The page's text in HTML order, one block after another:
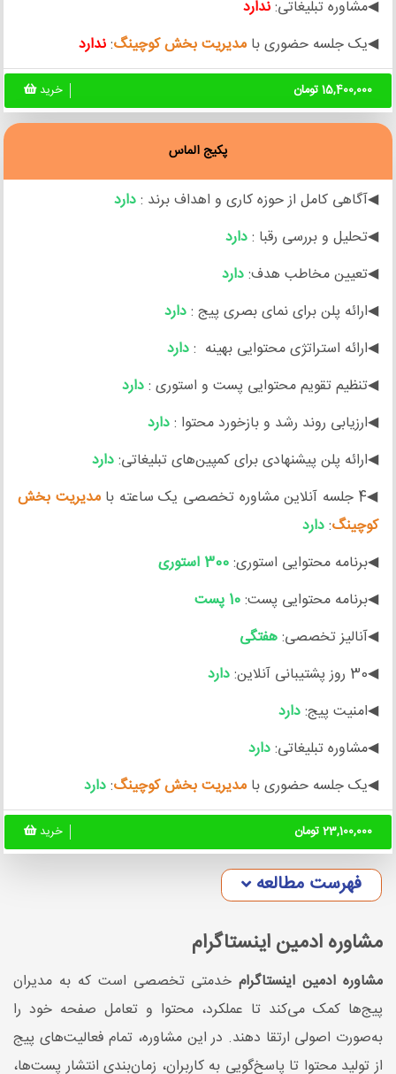
◀مشاوره تبلیغاتی:ندارد
◀یک جلسه حضوری با مدیریت بخش کوچینگ:ندارد
15,400,000 تومان خرید
پکیج الماس
◀آگاهی کامل از حوزه کاری و اهداف برند :دارد
◀تحلیل و بررسی رقبا :دارد
◀تعیین مخاطب هدف:دارد
◀ارائه پلن برای نمای بصری پیج :دارد
◀ارائه استراتژی محتوایی بهینه :دارد
◀تنظیم تقویم محتوایی پست و استوری :دارد
◀ارزیابی روند رشد و بازخورد محتوا :دارد
◀ارائه پلن پیشنهادی برای کمپین‌های تبلیغاتی:دارد
◀4 جلسه آنلاین مشاوره تخصصی یک ساعته با
مدیریت بخش
کوچینگ:دارد
◀برنامه محتوایی استوری:300 استوری
◀برنامه محتوایی پست:10 پست
◀آنالیز تخصصی:هفتگی
◀30 روز پشتیبانی آنلاین:
دارد
◀امنیت پیج:دارد
◀مشاوره تبلیغاتی:دارد
◀یک جلسه حضوری با مدیریت بخش کوچینگ:دارد
23,100,000 تومان خرید
فهرست مطالعه
مشاوره ادمین اینستاگرام
مشاوره ادمین اینستاگرامخدمتی تخصصی است که به مدیران
پیج‌ها کمک می‌کند تا عملکرد، محتوا و تعامل صفحه خود را
به‌صورت اصولی ارتقا دهند. در این مشاوره، تمام فعالیت‌های پیج
از تولید محتوا تا پاسخ‌گویی به کاربران، زمان‌بندی انتشار پست‌ها،